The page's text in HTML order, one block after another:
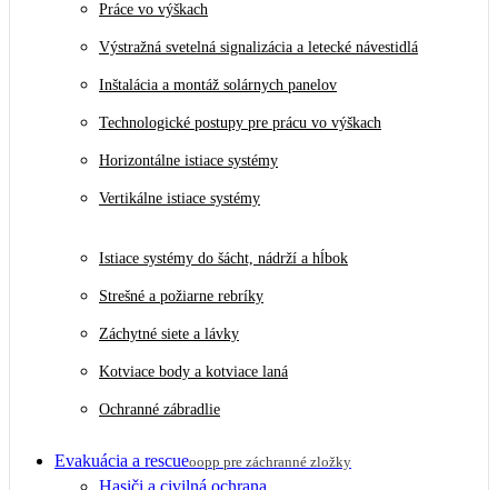
Práce vo výškach
Výstražná svetelná signalizácia a letecké návestidlá
Inštalácia a montáž solárnych panelov
Technologické postupy pre prácu vo výškach
Horizontálne istiace systémy
Vertikálne istiace systémy
Istiace systémy do šácht, nádrží a hĺbok
Strešné a požiarne rebríky
Záchytné siete a lávky
Kotviace body a kotviace laná
Ochranné zábradlie
Evakuácia a rescueoopp pre záchranné zložky
Hasiči a civilná ochrana